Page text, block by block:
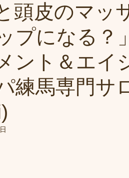
頭皮のマッ
プになる？
ント＆エイ
練馬専門サ